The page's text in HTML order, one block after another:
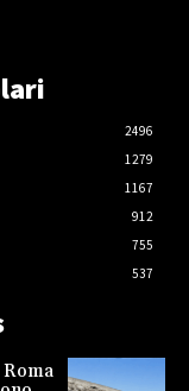
2496
1279
1167
912
755
537